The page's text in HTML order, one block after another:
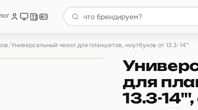
/Универсальный чехол для планшетов, ноутбуков от 13.3-14"'
для
13.3-